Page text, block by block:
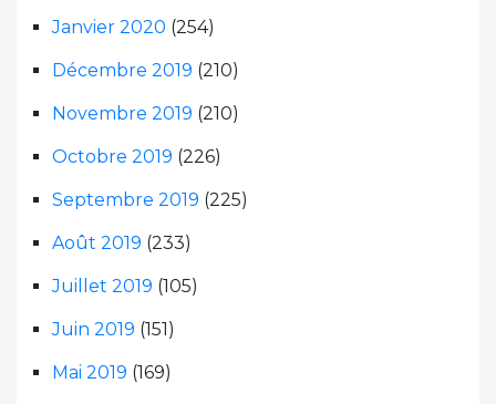
Janvier 2020 (254)
Décembre 2019 (210)
Novembre 2019 (210)
Octobre 2019 (226)
Septembre 2019 (225)
Août 2019 (233)
Juillet 2019 (105)
Juin 2019 (151)
Mai 2019 (169)